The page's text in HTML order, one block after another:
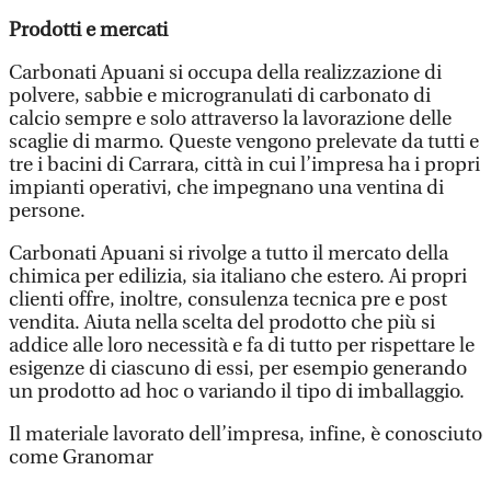
Prodotti e mercati
Carbonati Apuani si occupa della realizzazione di
polvere, sabbie e microgranulati di carbonato di
calcio sempre e solo attraverso la lavorazione delle
scaglie di marmo. Queste vengono prelevate da tutti e
tre i bacini di Carrara, città in cui l’impresa ha i propri
impianti operativi, che impegnano una ventina di
persone.
Carbonati Apuani si rivolge a tutto il mercato della
chimica per edilizia, sia italiano che estero. Ai propri
clienti offre, inoltre, consulenza tecnica pre e post
vendita. Aiuta nella scelta del prodotto che più si
addice alle loro necessità e fa di tutto per rispettare le
esigenze di ciascuno di essi, per esempio generando
un prodotto ad hoc o variando il tipo di imballaggio.
Il materiale lavorato dell’impresa, infine, è conosciuto
come Granomar